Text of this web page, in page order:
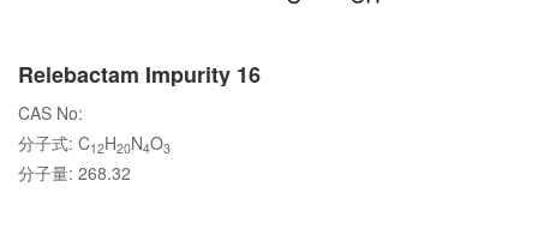
Relebactam Impurity 16
CAS No:
分子式: C12H20N4O3
分子量: 268.32